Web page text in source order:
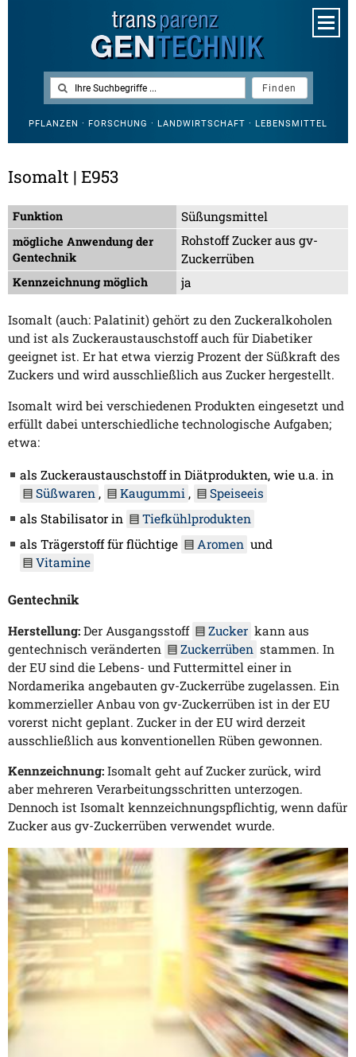
PFLANZEN · FORSCHUNG · LANDWIRTSCHAFT · LEBENSMITTEL
Isomalt | E953
Funktion Süßungsmittel
mögliche Anwendung der
Gentechnik
Rohstoff Zucker aus gv-
Zuckerrüben
Kennzeichnung möglich ja
Isomalt (auch: Palatinit) gehört zu den Zuckeralkoholen
und ist als Zuckeraustauschstoff auch für Diabetiker
geeignet ist. Er hat etwa vierzig Prozent der Süßkraft des
Zuckers und wird ausschließlich aus Zucker hergestellt.
Isomalt wird bei verschiedenen Produkten eingesetzt und
erfüllt dabei unterschiedliche technologische Aufgaben;
etwa:
als Zuckeraustauschstoff in Diätprodukten, wie u.a. in
Süßwaren , Kaugummi ,
Speiseeis
als Stabilisator in
Tiefkühlprodukten
als Trägerstoff für flüchtige
Aromen und
Vitamine
Gentechnik
Herstellung: Der Ausgangsstoff Zucker kann aus
gentechnisch veränderten
Zuckerrüben stammen. In
der EU sind die Lebens- und Futtermittel einer in
Nordamerika angebauten gv-Zuckerrübe zugelassen. Ein
kommerzieller Anbau von gv-Zuckerrüben ist in der EU
vorerst nicht geplant. Zucker in der EU wird derzeit
ausschließlich aus konventionellen Rüben gewonnen.
Kennzeichnung: Isomalt geht auf Zucker zurück, wird
aber mehreren Verarbeitungsschritten unterzogen.
Dennoch ist Isomalt kennzeichnungspflichtig, wenn dafür
Zucker aus gv-Zuckerrüben verwendet wurde.